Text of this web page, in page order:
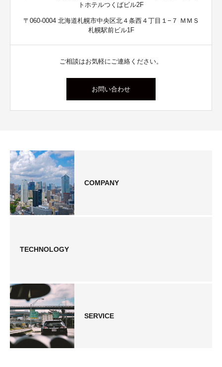
トホテルつくばビル2F
〒060-0004 北海道札幌市中央区北４条西４丁目１−７ ＭＭＳ
札幌駅前ビル1F
ご相談はお気軽にご連絡ください。
お問い合わせ
COMPANY
TECHNOLOGY
SERVICE